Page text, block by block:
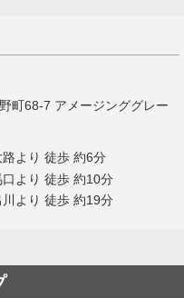
町68-7 アメージンググレー
より 徒歩 約6分
より 徒歩 約10分
より 徒歩 約19分